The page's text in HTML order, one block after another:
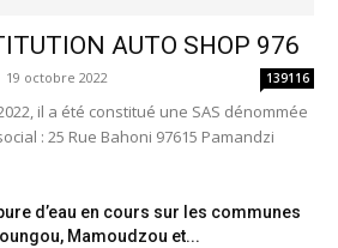
AUTO SHOP 976
19 octobre 2022 139116
il a été constitué une SAS dénommée
: 25 Rue Bahoni 97615 Pamandzi
d’eau en cours sur les communes
Mamoudzou et...